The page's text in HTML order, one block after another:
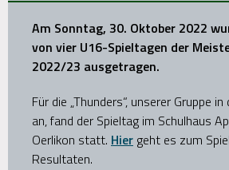
Am Sonntag, 30. Oktober 2022
von vier U16-Spieltagen der
2022/23 ausgetragen.
Für die „Thunders“, unserer Gruppe
an, fand der Spieltag im Schulhaus
Oerlikon statt. Hier geht es zum
Resultaten.